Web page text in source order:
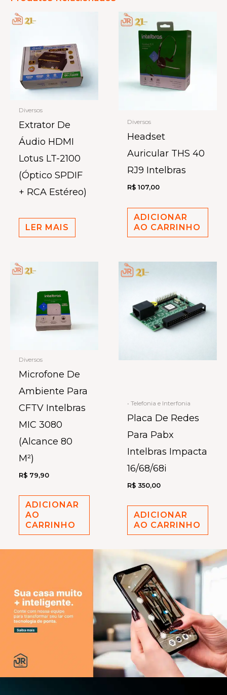
Diversos
Extrator De
Áudio HDMI
Lotus LT-2100
(Óptico SPDIF
+ RCA Estéreo)
LER MAIS
Diversos
Headset
Auricular THS 40
RJ9 Intelbras
R$ 107,00
ADICIONAR
AO CARRINHO
Diversos
Microfone De
Ambiente Para
CFTV Intelbras
MIC 3080
(Alcance 80
M²)
R$ 79,90
ADICIONAR
AO
CARRINHO
• Telefonia e Interfonia
Placa De Redes
Para Pabx
Intelbras Impacta
16/68/68i
R$ 350,00
ADICIONAR
AO CARRINHO